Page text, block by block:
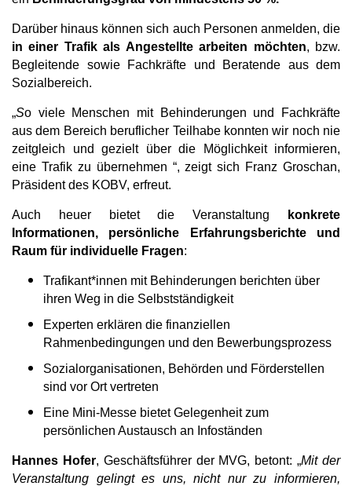
Darüber hinaus können sich auch Personen anmelden, die
in einer Trafik als Angestellte arbeiten möchten, bzw.
Begleitende sowie Fachkräfte und Beratende aus dem
Sozialbereich.
„So viele Menschen mit Behinderungen und Fachkräfte
aus dem Bereich beruflicher Teilhabe konnten wir noch nie
zeitgleich und gezielt über die Möglichkeit informieren,
eine Trafik zu übernehmen “, zeigt sich Franz Groschan,
Präsident des KOBV, erfreut.
Auch heuer bietet die Veranstaltung
konkrete
Informationen, persönliche Erfahrungsberichte und
Raum für individuelle Fragen:
Trafikant*innen mit Behinderungen berichten über
ihren Weg in die Selbstständigkeit
Experten erklären die finanziellen
Rahmenbedingungen und den Bewerbungsprozess
Sozialorganisationen, Behörden und Förderstellen
sind vor Ort vertreten
Eine Mini-Messe bietet Gelegenheit zum
persönlichen Austausch an Infoständen
Hannes Hofer, Geschäftsführer der MVG, betont: „Mit der
Veranstaltung gelingt es uns, nicht nur zu informieren,